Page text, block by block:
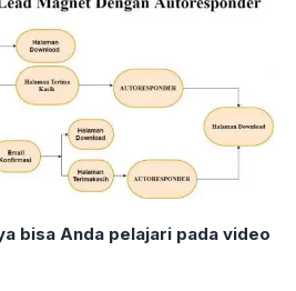
bisa Anda pelajari pada video